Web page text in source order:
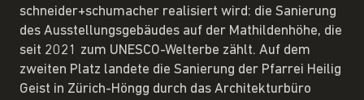
schneider+schumacher realisiert wird: die Sanierung
des Ausstellungsgebäudes auf der Mathildenhöhe, die
seit 2021 zum UNESCO-Welterbe zählt. Auf dem
zweiten Platz landete die Sanierung der Pfarrei Heilig
Geist in Zürich-Höngg durch das Architekturbüro